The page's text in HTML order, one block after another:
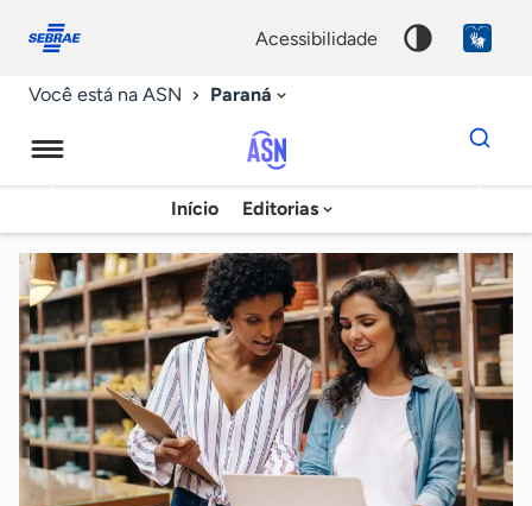
conosco
acessibilidade
Você está na ASN Paraná
Agência
Sebrae
de
Notícias
Início Editorias
Dados
para
chave